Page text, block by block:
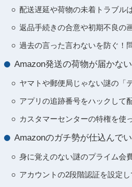
配送遅延や荷物の未着トラブル
返品手続きの合意や初期不良の
過去の言った言わないを防ぐ！
Amazon発送の荷物が届かな
ヤマトや郵便局じゃない謎の「
アプリの追跡番号をハックして
カスタマーセンターの特権を使
Amazonのガチ勢が仕込んで
身に覚えのない謎のプライム会
アカウントの2段階認証を設定